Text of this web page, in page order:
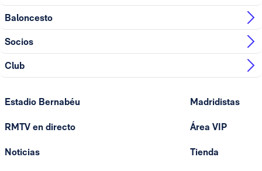
Baloncesto
Socios
Club
Estadio Bernabéu
RMTV en directo
Noticias
Madridistas
Área VIP
Tienda